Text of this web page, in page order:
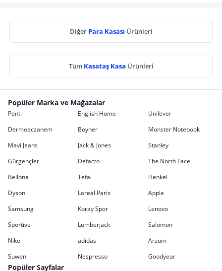
Diğer Para Kasası Ürünleri
Tüm Kasataş Kasa Ürünleri
Popüler Marka ve Mağazalar
Penti English Home
Unilever
Dermoeczanem
Boyner
Monster Notebook
Mavi Jeans
Jack & Jones
Stanley
Gürgençler
Defacto
The North Face
Bellona
Tefal
Henkel
Dyson
Loreal Paris
Apple
Samsung
Koray Spor
Lenovo
Sportive
Lumberjack
Salomon
Nike
adidas
Arzum
Suwen
Nespresso Goodyear
Popüler Sayfalar